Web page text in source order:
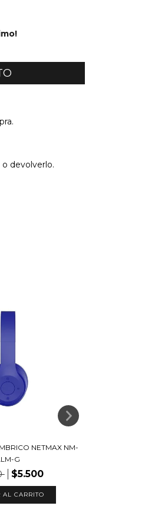
devolverlo.
NETMAX NM-
G
$5.500
AL CARRITO